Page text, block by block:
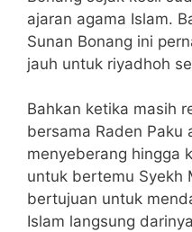
ajaran agama Islam.
Sunan Bonang ini
jauh untuk riyadhoh
Bahkan ketika masih
bersama Raden Paku
menyeberang hingga
untuk bertemu Syekh
bertujuan untuk
Islam langsung